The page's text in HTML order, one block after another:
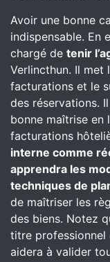
Avoir une bonne
indispensable. En
chargé de tenir
Verlincthun. Il met
facturations et le
des réservations.
bonne maîtrise en
facturations
interne comme
apprendra les
techniques de
de maîtriser les
des biens. Notez
titre professionnel
aidera à valider